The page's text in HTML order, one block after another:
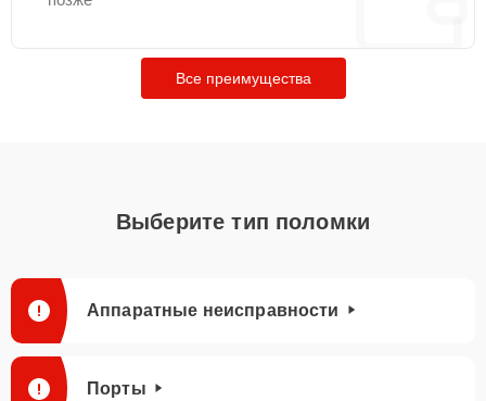
Все преимущества
Выберите тип поломки
Аппаратные неисправности
Порты